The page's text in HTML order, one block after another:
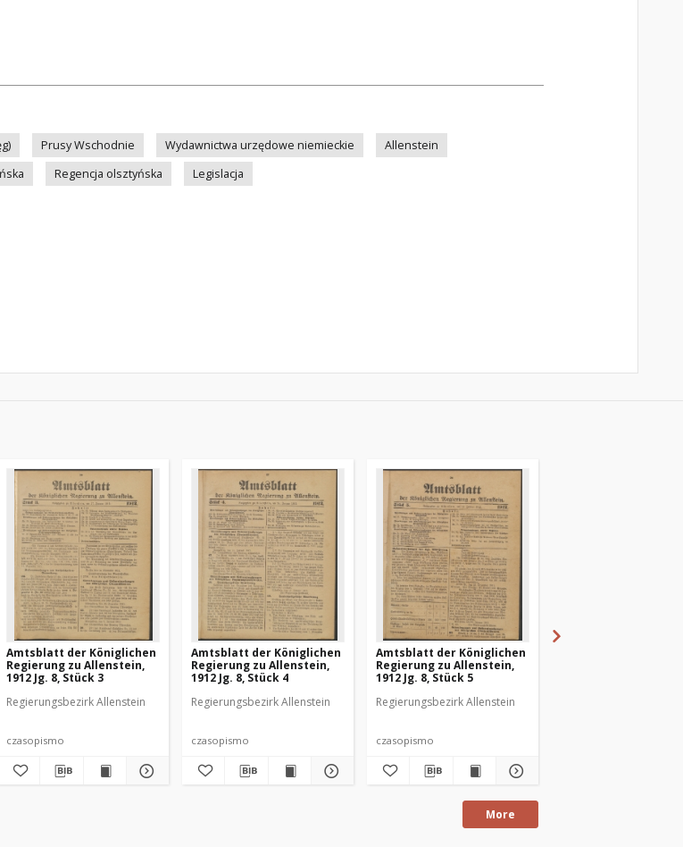
Prusy Wschodnie Wydawnictwa urzędowe niemieckie
Allenstein
Regencja olsztyńska Legislacja
Amtsblatt der Königlichen
Regierung zu Allenstein,
1912 Jg. 8, Stück 3
Regierungsbezirk Allenstein
czasopismo
Amtsblatt der Königlichen
Regierung zu Allenstein,
1912 Jg. 8, Stück 4
Regierungsbezirk Allenstein
czasopismo
Amtsblatt der Königlichen
Regierung zu Allenstein,
1912 Jg. 8, Stück 5
Regierungsbezirk Allenstein
czasopismo
More